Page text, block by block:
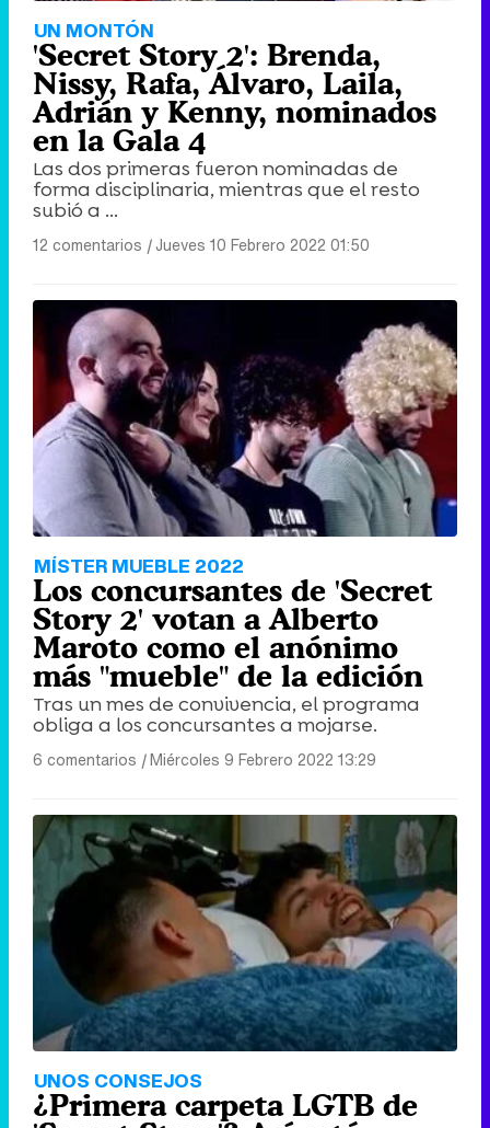
UN MONTÓN
'Secret Story 2': Brenda,
Nissy, Rafa, Álvaro, Laila,
Adrián y Kenny, nominados
en la Gala 4
Las dos primeras fueron nominadas de
forma disciplinaria, mientras que el resto
subió a ...
12 comentarios |Jueves 10 Febrero 2022 01:50
MÍSTER MUEBLE 2022
Los concursantes de 'Secret
Story 2' votan a Alberto
Maroto como el anónimo
más "mueble" de la edición
Tras un mes de convivencia, el programa
obliga a los concursantes a mojarse.
6 comentarios |Miércoles 9 Febrero 2022 13:29
UNOS CONSEJOS
¿Primera carpeta LGTB de